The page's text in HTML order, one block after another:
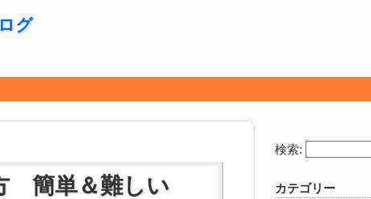
グ
簡単＆難しい
検索:
カテゴリー